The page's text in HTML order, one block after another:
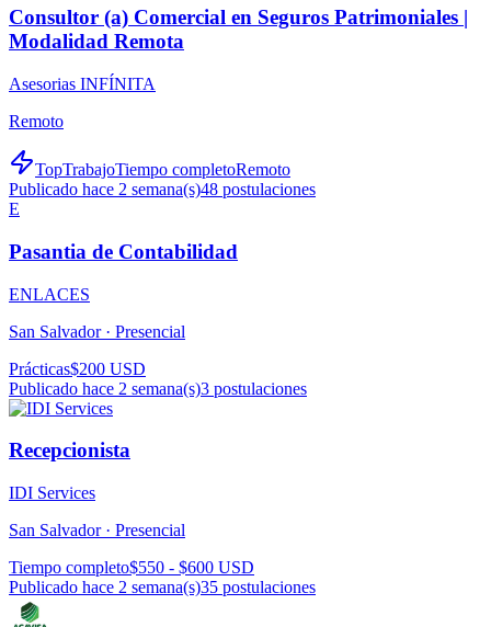
Consultor (a) Comercial en Seguros Patrimoniales |
Modalidad Remota
Asesorias INFÍNITA
Remoto
TopTrabajoTiempo completoRemoto
Publicado hace 2 semana(s)48 postulaciones
E
Pasantia de Contabilidad
ENLACES
San Salvador · Presencial
Prácticas$200 USD
Publicado hace 2 semana(s)3 postulaciones
Recepcionista
IDI Services
San Salvador · Presencial
Tiempo completo$550 - $600 USD
Publicado hace 2 semana(s)35 postulaciones